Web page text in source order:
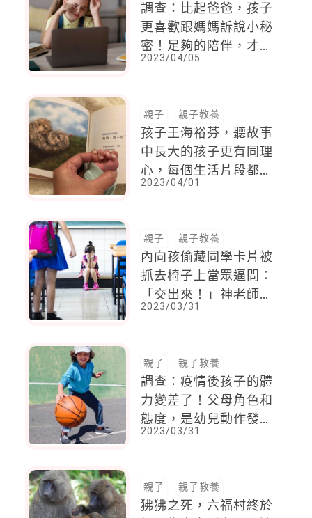
調查：比起爸爸，孩子
更喜歡跟媽媽訴說小秘
密！足夠的陪伴，才可
以成為孩子最強力的後
2023/04/05
親子 親子教養
孩子王海裕芬，聽故事
中長大的孩子更有同理
心，每個生活片段都是
最好的繪本情節
2023/04/01
親子 親子教養
內向孩偷藏同學卡片被
抓去椅子上當眾逼問：
「交出來！」神老師：
即使犯錯，也不該被任
2023/03/31
親子 親子教養
調查：疫情後孩子的體
力變差了！父母角色和
態度，是幼兒動作發展
的最佳助力
2023/03/31
親子 親子教養
狒狒之死，六福村終於